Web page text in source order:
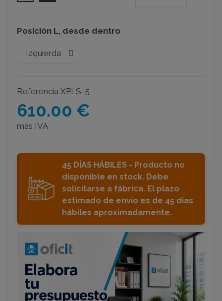
Posición L, desde dentro
Referencia XPLS-5
610.00 €
más IVA
45 DÍAS HÁBILES - Producto no
disponible en stock. Debe
solicitarse a fábrica. El plazo
estimado de envío es de 45 días
hábiles aproximadamente.